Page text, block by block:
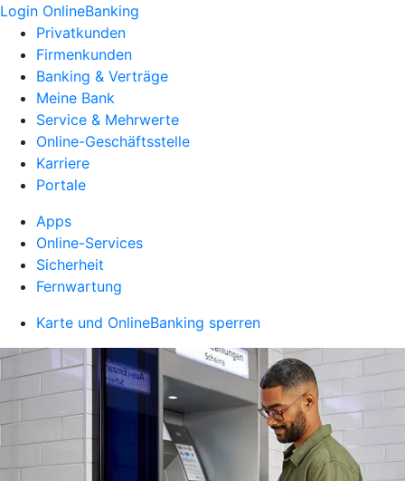
Login OnlineBanking
Privatkunden
Firmenkunden
Banking & Verträge
Meine Bank
Service & Mehrwerte
Online-Geschäftsstelle
Karriere
Portale
Apps
Online-Services
Sicherheit
Fernwartung
Karte und OnlineBanking sperren